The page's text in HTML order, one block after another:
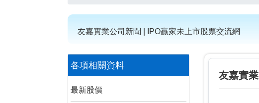
友嘉實業公司新聞 | IPO贏家未上市股票交流網
各項相關資料
最新股價
友嘉實業